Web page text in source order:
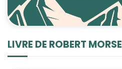
LIVRE DE ROBERT MORSE